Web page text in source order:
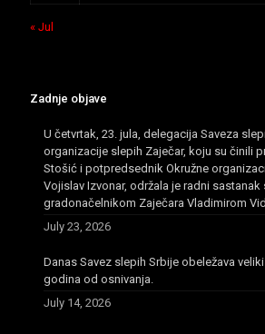
« Jul
Zadnje objave
U četvrtak, 23. jula, delegacija Saveza
organizacije slepih Zaječar, koju su činili
Stošić i potpredsednik Okružne
Vojislav Izvonar, održala je radni sastanak
gradonačelnikom Zaječara Vladimirom
July 23, 2026
Danas Savez slepih Srbije obeležava
godina od osnivanja.
July 14, 2026